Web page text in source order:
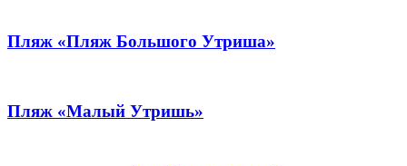
Пляж «Пляж Большого Утриша»
Пляж «Малый Утришь»